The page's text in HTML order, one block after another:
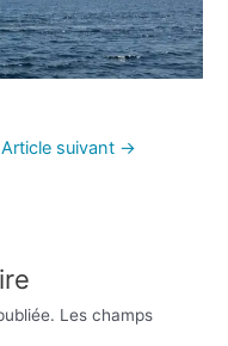
Article suivant →
Les champs